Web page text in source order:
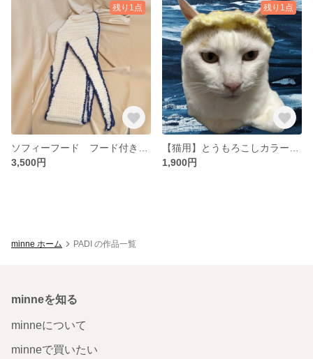
残り1点
3,500円
残り1点
1,900円
minne ホーム PADI の作品一覧
minneを知る
minneについて
minneで買いたい